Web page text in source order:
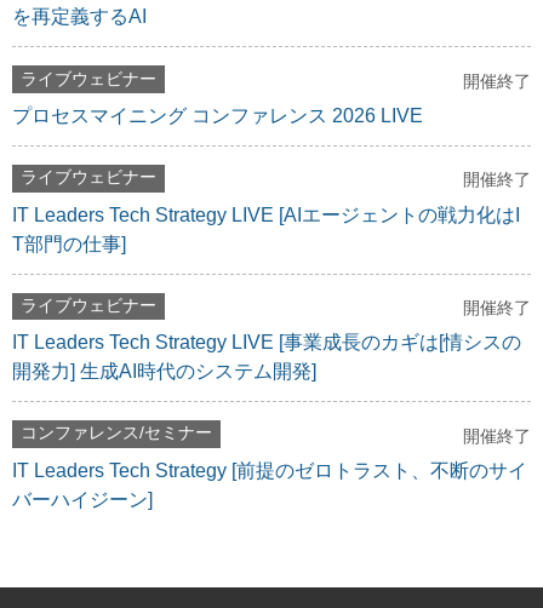
を再定義するAI
ライブウェビナー 開催終了
プロセスマイニング コンファレンス 2026 LIVE
ライブウェビナー 開催終了
IT Leaders Tech Strategy LIVE [AIエージェントの戦力化はI
T部門の仕事]
ライブウェビナー 開催終了
IT Leaders Tech Strategy LIVE [事業成長のカギは[情シスの
開発力] 生成AI時代のシステム開発]
コンファレンス/セミナー 開催終了
IT Leaders Tech Strategy [前提のゼロトラスト、不断のサイ
バーハイジーン]